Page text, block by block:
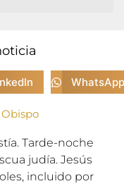
WhatsApp
Obispo
Tarde-noche
judía. Jesús
incluido por